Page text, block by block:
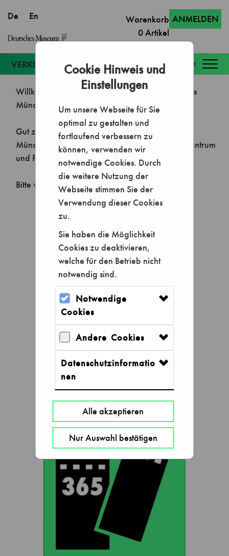
Cookie Hinweis und
Einstellungen
Um unsere Webseite für Sie
optimal zu gestalten und
fortlaufend verbessern zu
können, verwenden wir
notwendige Cookies. Durch
die weitere Nutzung der
Webseite stimmen Sie der
Verwendung dieser Cookies
zu.
Sie haben die Möglichkeit
Cookies zu deaktivieren,
welche für den Betrieb nicht
notwendig sind.
Notwendige
Cookies
Andere Cookies
Datenschutzinformatio
nen
Alle akzeptieren
Nur Auswahl bestätigen
Warenkorb
0Artikel
ANMELDEN
Tageskarten